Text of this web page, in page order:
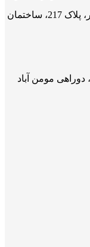
تهران، خیابان مطهری، نبش خیابان فجر، پلاک 217، ساختمان
دوراهی مومن آباد